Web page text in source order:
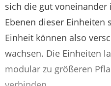
sich die gut voneinander
Ebenen dieser Einheiten
Einheit können also
wachsen. Die Einheiten
modular zu größeren